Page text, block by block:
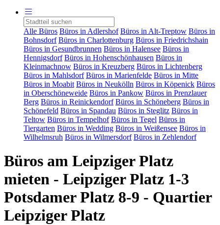
Alle Büros Büros in Adlershof Büros in Alt-Treptow Büros in
Bohnsdorf Büros in Charlottenburg Büros in Friedrichshain
Büros in Gesundbrunnen Büros in Halensee Büros in
Hennigsdorf Büros in Hohenschönhausen Büros in
Kleinmachnow Büros in Kreuzberg Büros in Lichtenberg
Büros in Mahlsdorf Büros in Marienfelde Büros in Mitte
Büros in Moabit Büros in Neukölln Büros in Köpenick Büros
in Oberschöneweide Büros in Pankow Büros in Prenzlauer
Berg Büros in Reinickendorf Büros in Schöneberg Büros in
Schönefeld Büros in Spandau Büros in Steglitz Büros in
Teltow Büros in Tempelhof Büros in Tegel Büros in
Tiergarten Büros in Wedding Büros in Weißensee Büros in
Wilhelmsruh Büros in Wilmersdorf Büros in Zehlendorf
Büros am Leipziger Platz
mieten - Leipziger Platz 1-3
Potsdamer Platz 8-9 - Quartier
Leipziger Platz